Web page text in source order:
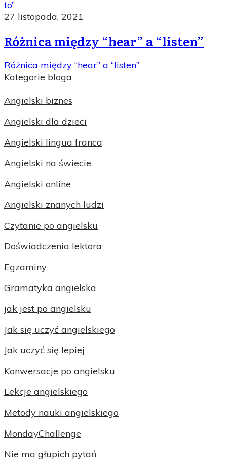
to”
27 listopada, 2021
Różnica między “hear” a “listen”
Różnica między “hear” a “listen”
Kategorie bloga
Angielski biznes
Angielski dla dzieci
Angielski lingua franca
Angielski na świecie
Angielski online
Angielski znanych ludzi
Czytanie po angielsku
Doświadczenia lektora
Egzaminy
Gramatyka angielska
jak jest po angielsku
Jak się uczyć angielskiego
Jak uczyć się lepiej
Konwersacje po angielsku
Lekcje angielskiego
Metody nauki angielskiego
MondayChallenge
Nie ma głupich pytań